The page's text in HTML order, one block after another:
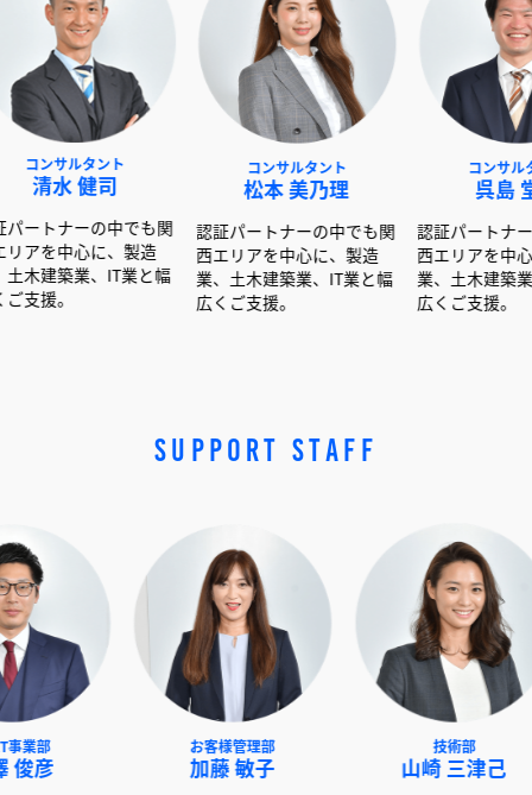
ント
中でも関
、製造
IT業と幅
コンサルタント
松本 美乃理
認証パートナーの中でも関
西エリアを中心に、製造
業、土木建築業、IT業と幅
広くご支援。
コンサルタント
認証パートナーの中でも関
西エリアを中心に、製造
業、土木建築業、IT業と幅
広くご支援。
SUPPORT STAFF
山